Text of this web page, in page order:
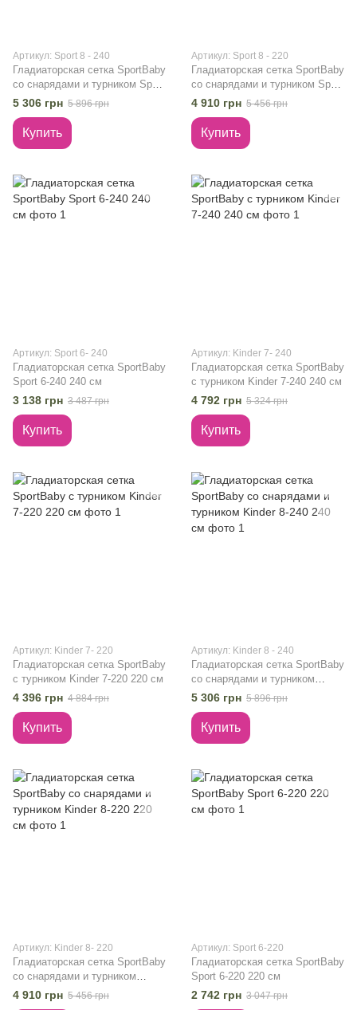
Артикул: Sport 8 - 240
Гладиаторская сетка SportBaby
со снарядами и турником Sport
8-240 240 см
5 306 грн 5 896 грн
Купить
Артикул: Sport 8 - 220
Гладиаторская сетка SportBaby
со снарядами и турником Sport
8-220 220 см
4 910 грн 5 456 грн
Купить
Артикул: Sport 6- 240
Гладиаторская сетка SportBaby
Sport 6-240 240 см
3 138 грн 3 487 грн
Купить
Артикул: Kinder 7- 240
Гладиаторская сетка SportBaby
с турником Kinder 7-240 240 см
4 792 грн 5 324 грн
Купить
Артикул: Kinder 7- 220
Гладиаторская сетка SportBaby
с турником Kinder 7-220 220 см
4 396 грн 4 884 грн
Купить
Артикул: Kinder 8 - 240
Гладиаторская сетка SportBaby
со снарядами и турником
Kinder 8-240 240 см
5 306 грн 5 896 грн
Купить
Артикул: Kinder 8- 220
Гладиаторская сетка SportBaby
со снарядами и турником
Kinder 8-220 220 см
4 910 грн 5 456 грн
Артикул: Sport 6-220
Гладиаторская сетка SportBaby
Sport 6-220 220 см
2 742 грн 3 047 грн